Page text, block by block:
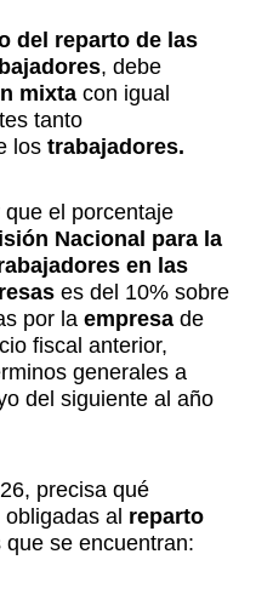
del reparto de las
, debe
mixta con igual
tanto
los trabajadores.
el porcentaje
Nacional para la
en las
es del 10% sobre
por la empresa de
fiscal anterior,
generales a
del siguiente al año
precisa qué
al reparto
que se encuentran: